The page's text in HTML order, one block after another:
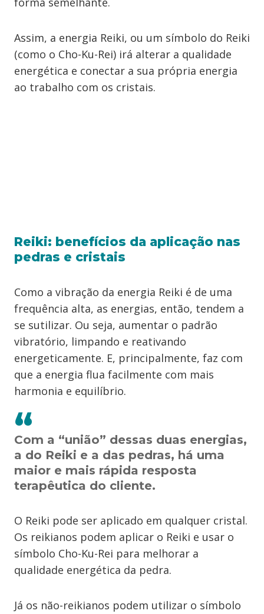
Assim, a energia Reiki, ou um símbolo do Reiki
(como o Cho-Ku-Rei) irá alterar a qualidade
energética e conectar a sua própria energia
ao trabalho com os cristais.
Reiki: benefícios da aplicação nas
pedras e cristais
Como a vibração da energia Reiki é de uma
frequência alta, as energias, então, tendem a
se sutilizar. Ou seja, aumentar o padrão
vibratório, limpando e reativando
energeticamente. E, principalmente, faz com
que a energia flua facilmente com mais
harmonia e equilíbrio.
Com a “união” dessas duas energias,
a do Reiki e a das pedras, há uma
maior e mais rápida resposta
terapêutica do cliente.
O Reiki pode ser aplicado em qualquer cristal.
Os reikianos podem aplicar o Reiki e usar o
símbolo Cho-Ku-Rei para melhorar a
qualidade energética da pedra.
Já os não-reikianos podem utilizar o símbolo